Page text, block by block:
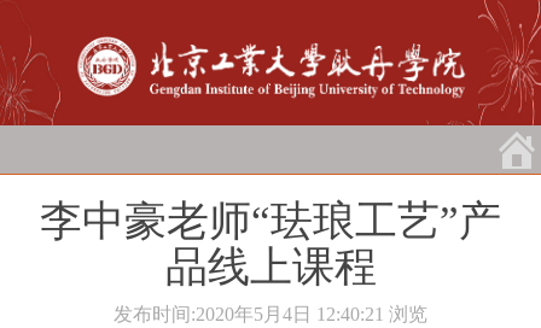
李中豪老师“珐琅工艺”产
品线上课程
发布时间:2020年5月4日 12:40:21 浏览